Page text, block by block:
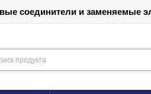
соединители и заменяемые